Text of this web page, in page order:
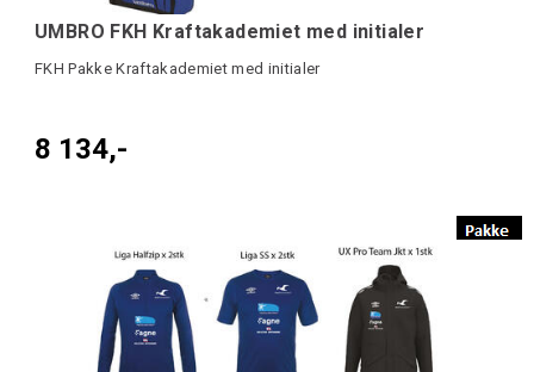
UMBRO FKH Kraftakademiet med initialer
FKH Pakke Kraftakademiet med initialer
8 134,-